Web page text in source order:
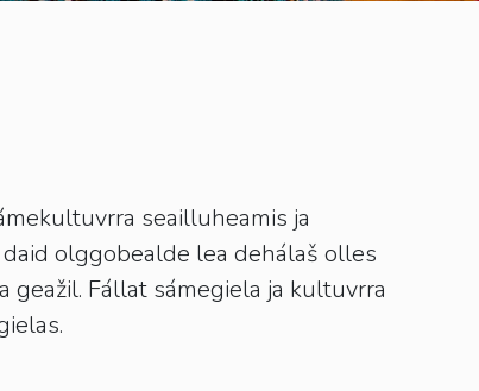
seailluheamis ja
olggobealde lea dehálaš olles
Fállat sámegiela ja kultuvrra